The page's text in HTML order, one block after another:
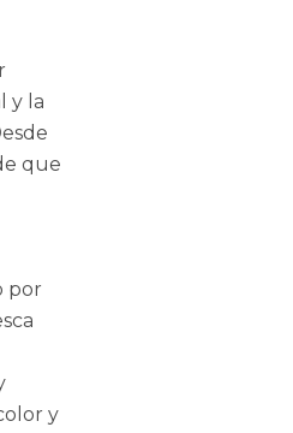
y la
que
por
y